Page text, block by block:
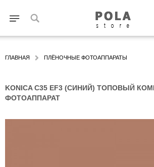
ГЛАВНАЯ ПЛЁНОЧНЫЕ ФОТОАППАРАТЫ
KONICA C35 EF3 (СИНИЙ) ТОПОВЫЙ
ФОТОАППАРАТ